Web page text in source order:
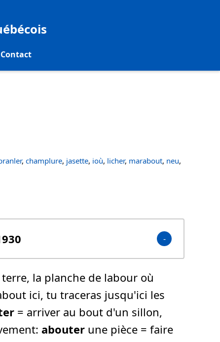
Contact
, champlure, jasette, ioù, licher, marabout, neu,
la planche de labour où
ici, tu traceras jusqu'ici les
= arriver au bout d'un sillon,
abouter une pièce = faire